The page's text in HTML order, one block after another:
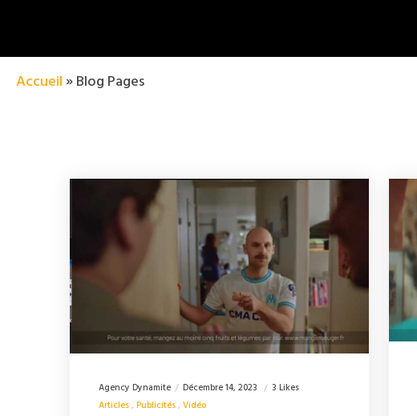
Accueil »Blog Pages
Agency Dynamite Décembre 14, 2023
3 Likes
Articles Publicités Vidéo